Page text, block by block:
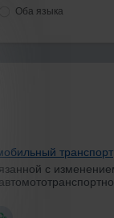
Оба языка
транспорт
с